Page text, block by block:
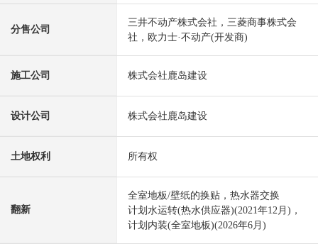
分售公司
三井不动产株式会社，三菱商事株式会
社，欧力士·不动产(开发商)
施工公司 株式会社鹿岛建设
设计公司 株式会社鹿岛建设
土地权利 所有权
翻新
全室地板/壁纸的换贴，热水器交换
计划水运转(热水供应器)(2021年12月)，
计划内装(全室地板)(2026年6月)